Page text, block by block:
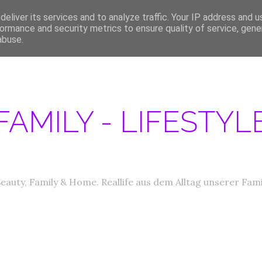
MEDIA DATEN ABOUT PRODUKTTESTER GESUCHT
-
Family & Home. Reallife aus dem Alltag unserer
its services and to analyze traffic. Your IP address and
and security metrics to ensure quality of service,